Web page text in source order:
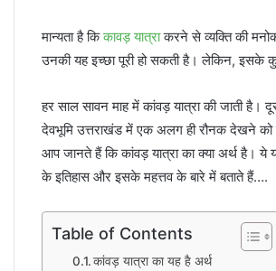
मान्यता है किकावड़ यात्राकरने से व्यक्ति की
उनकी यह इच्छा पूरी हो सकती है। लेकिन, इसके
हर साल सावन माह में कांवड़ यात्रा की जाती
देवभूमि उत्तराखंड में एक अलग ही रौनक देखने को
आप जानते हैं कि कांवड़ यात्रा का क्या अर्थ है। ये
के इतिहास और इसके महत्तव के बारे में बताते हैं….
Table of Contents
कांवड़ यात्रा का यह है अर्थ